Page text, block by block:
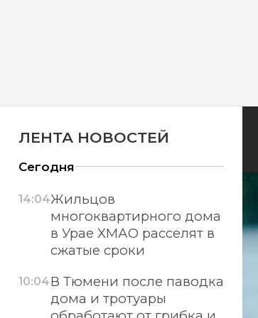
ЛЕНТА НОВОСТЕЙ
Сегодня
14:04Жильцов
многоквартирного дома
в Урае ХМАО расселят в
сжатые сроки
10:04В Тюмени после паводка
дома и тротуары